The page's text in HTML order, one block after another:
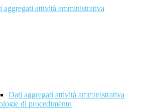
aggregati attività amministrativa
Dati aggregati attività amministrativa
di procedimento